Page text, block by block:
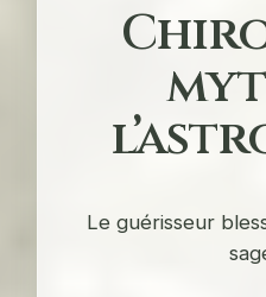
Le guérisseur